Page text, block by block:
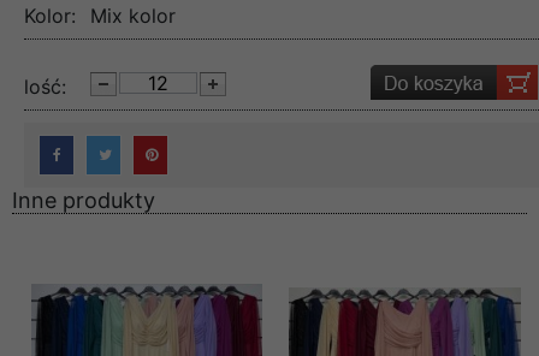
Kolor: Mix kolor
lość:
Inne produkty